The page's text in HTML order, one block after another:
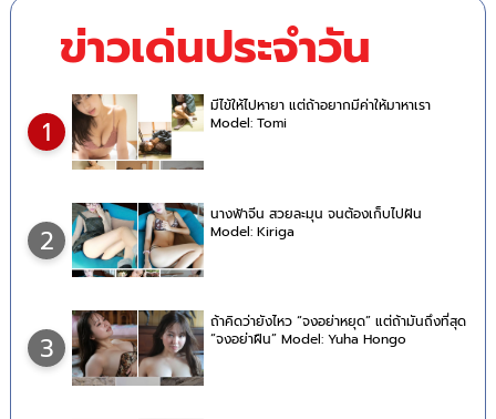
ข่าวเด่นประจำวัน
1
มีไข้ให้ไปหายา แต่ถ้าอยากมีค่าให้มาหาเรา
Model: Tomi
2
นางฟ้าจีน สวยละมุน จนต้องเก็บไปฝัน
Model: Kiriga
3
ถ้าคิดว่ายังไหว “จงอย่าหยุด” แต่ถ้ามันถึงที่สุด
“จงอย่าฝืน” Model: Yuha Hongo